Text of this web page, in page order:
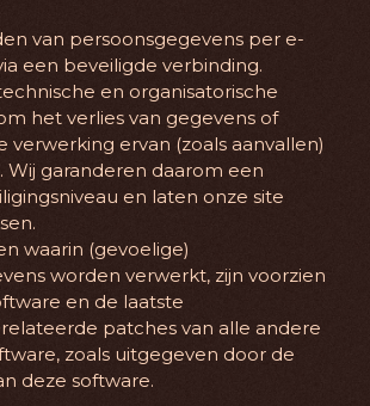
van persoonsgegevens per e-
een beveiligde verbinding.
en organisatorische
het verlies van gegevens of
verwerking ervan (zoals aanvallen)
Wij garanderen daarom een
en laten onze site
waarin (gevoelige)
worden verwerkt, zijn voorzien
en de laatste
patches van alle andere
zoals uitgegeven door de
deze software.